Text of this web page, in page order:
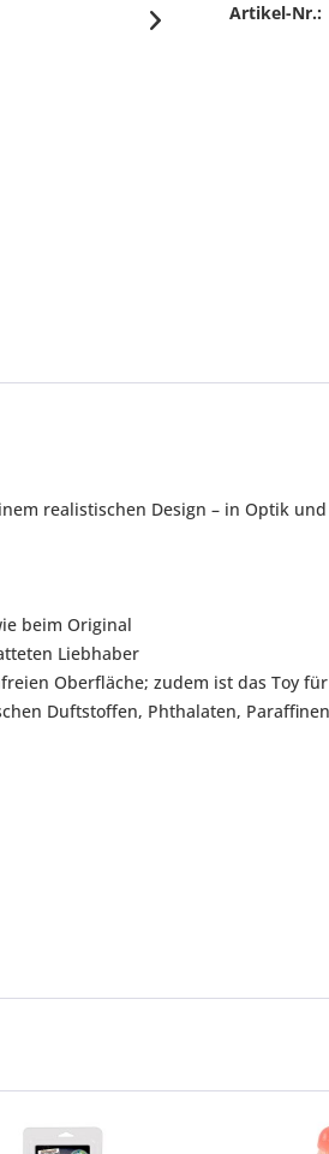
Artikel-Nr.:
realistischen Design – in Optik
beim Original
Liebhaber
Oberfläche; zudem ist das Toy
Duftstoffen, Phthalaten,